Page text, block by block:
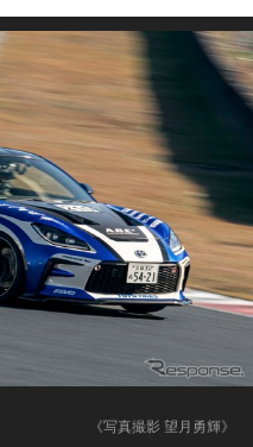
《写真撮影 望月勇輝》